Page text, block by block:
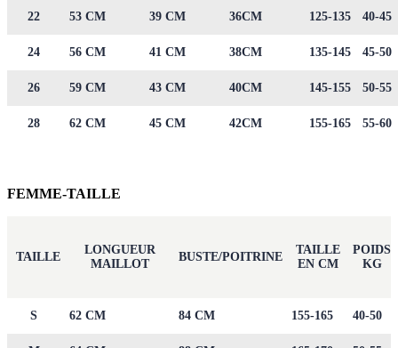
22 53 CM 39 CM 36CM 125-135 40-45
24 56 CM 41 CM 38CM 135-145 45-50
26 59 CM 43 CM 40CM 145-155 50-55
28 62 CM 45 CM 42CM 155-165 55-60
FEMME-TAILLE
TAILLE
LONGUEUR
MAILLOT
BUSTE/POITRINE
TAILLE
EN CM
POIDS
KG
S 62 CM 84 CM 155-165 40-50